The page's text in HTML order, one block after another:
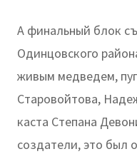
А финальный блок
Одинцовского
живым медведем,
Старовойтова,
каста Степана
создатели, это был